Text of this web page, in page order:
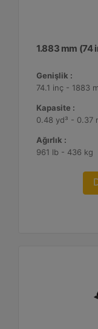
1.883 mm (74
Genişlik :
74.1 inç - 1883
Kapasite :
0.48 yd³ - 0.37
Ağırlık :
961 lb - 436 kg